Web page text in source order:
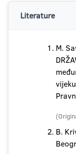
Literature
M.
B.